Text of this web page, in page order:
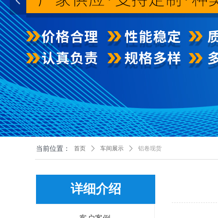
当前位置： 首页 ꄲ 车间展示 ꄲ 铝卷现货
详细介绍